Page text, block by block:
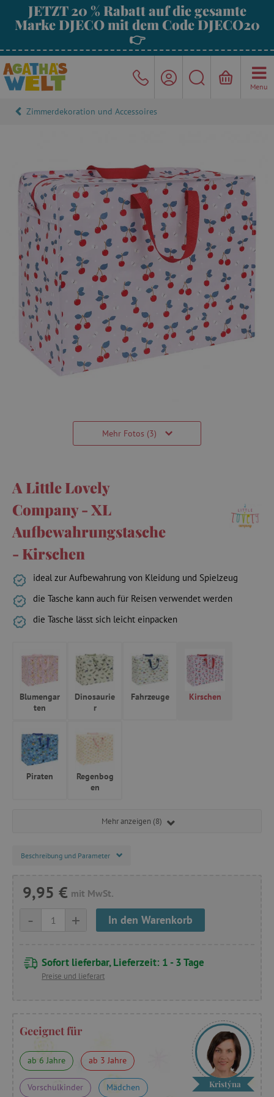
JETZT 20 % Rabatt auf die gesamte
Marke DJECO mit dem Code DJECO20
👉
Menu
Zimmerdekoration und Accessoires
Mehr Fotos (3)
A Little Lovely
Company - XL
Aufbewahrungstasche
- Kirschen
ideal zur Aufbewahrung von Kleidung und Spielzeug
die Tasche kann auch für Reisen verwendet werden
die Tasche lässt sich leicht einpacken
Blumengar
ten
Dinosaurie
r
Fahrzeuge Kirschen
Piraten
Regenbog
en
Mehr anzeigen (8)
Beschreibung und Parameter
9,95 € mit MwSt.
+
- In den Warenkorb
Sofort lieferbar, Lieferzeit: 1 - 3 Tage
Preise und lieferart
Geeignet für
ab 6 Jahre ab 3 Jahre
Vorschulkinder Mädchen Kristýna